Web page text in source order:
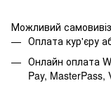
Можливий
Оплата кур'єру
Онлайн оплата
Pay, MasterPass,